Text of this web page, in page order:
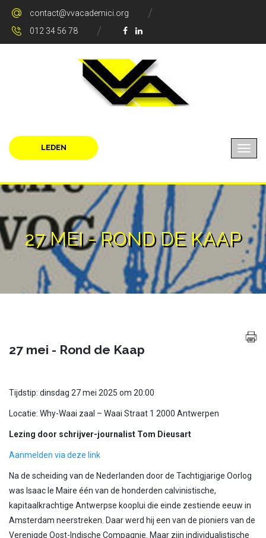
contact@vvacademici.org
012 34 56 78
LEDEN
27 MEI - ROND DE KAAP
27 mei - Rond de Kaap
Tijdstip: dinsdag 27 mei 2025 om 20:00
Locatie: Why-Waai zaal – Waai Straat 1 2000 Antwerpen
Lezing door schrijver-journalist Tom Dieusart
Aanmelden via deze link
Na de scheiding van de Nederlanden door de Tachtigjarige Oorlog
was Isaac le Maire één van de honderden calvinistische,
kapitaalkrachtige Antwerpse kooplui die einde zestiende eeuw in
Amsterdam neerstreken. Daar werd hij een van de pioniers van de
Verenigde Oost-Indische Compagnie. Maar zijn individualistische